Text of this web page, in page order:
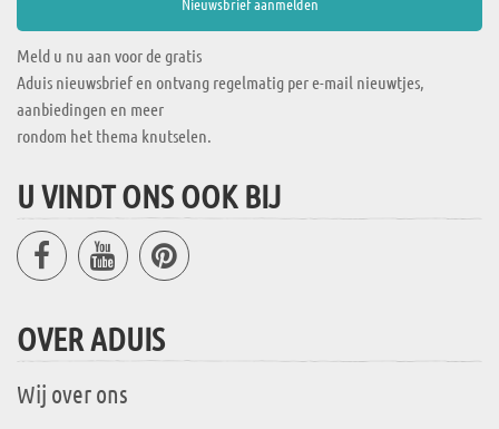
Meld u nu aan voor de gratis
Aduis nieuwsbrief en ontvang regelmatig per e-mail nieuwtjes,
aanbiedingen en meer
rondom het thema knutselen.
U VINDT ONS OOK BIJ
OVER ADUIS
Wij over ons